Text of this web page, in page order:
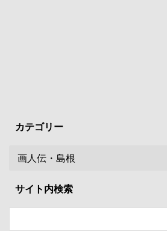
カテゴリー
サイト内検索